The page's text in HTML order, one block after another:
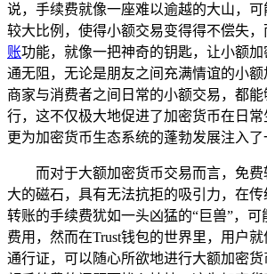
说，手续费就像一座难以逾越的大山，
较大比例，使得小额交易变得得不偿失，
账功能，就像一把神奇的钥匙，让小额
通无阻，无论是朋友之间充满情谊的小
商家与消费者之间日常的小额交易，都
行，这不仅极大地促进了加密货币在日
更为加密货币生态系统的蓬勃发展注入了
而对于大额加密货币交易而言，免
大的磁石，具有无法抗拒的吸引力，在
转账的手续费犹如一头凶猛的“巨兽”，
费用，然而在Trust钱包的世界里，用户
通行证，可以随心所欲地进行大额加密